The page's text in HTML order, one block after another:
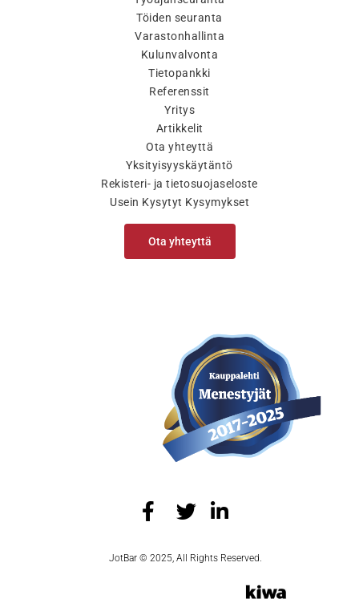
Töiden seuranta
Varastonhallinta
Kulunvalvonta
Tietopankki
Referenssit
Yritys
Artikkelit
Ota yhteyttä
Yksityisyyskäytäntö
Rekisteri- ja tietosuojaseloste
Usein Kysytyt Kysymykset
Ota yhteyttä
JotBar © 2025, All Rights Reserved.